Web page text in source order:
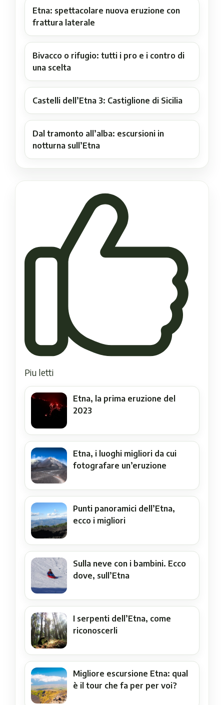
Etna: spettacolare nuova eruzione con
frattura laterale
Bivacco o rifugio: tutti i pro e i contro di
una scelta
Castelli dell’Etna 3: Castiglione di Sicilia
Dal tramonto all’alba: escursioni in
notturna sull’Etna
Piu letti
Etna, la prima eruzione del
2023
Etna, i luoghi migliori da cui
fotografare un’eruzione
Punti panoramici dell’Etna,
ecco i migliori
Sulla neve con i bambini. Ecco
dove, sull’Etna
I serpenti dell’Etna, come
riconoscerli
Migliore escursione Etna: qual
è il tour che fa per per voi?